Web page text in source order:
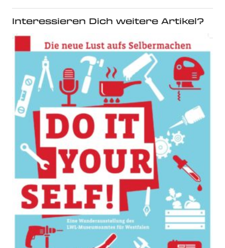
Interessieren Dich weitere Artikel?